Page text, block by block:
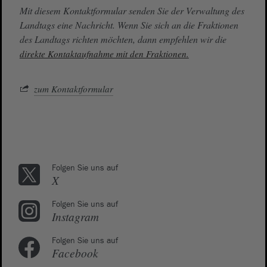
Mit diesem Kontaktformular senden Sie der Verwaltung des
Landtags eine Nachricht. Wenn Sie sich an die Fraktionen
des Landtags richten möchten, dann empfehlen wir die
direkte Kontaktaufnahme mit den Fraktionen.
zum Kontaktformular
Folgen Sie uns auf
X
Folgen Sie uns auf
Instagram
Folgen Sie uns auf
Facebook